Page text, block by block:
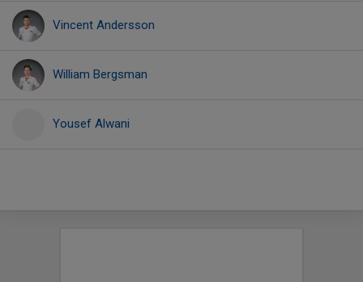
Vincent Andersson
William Bergsman
Yousef Alwani